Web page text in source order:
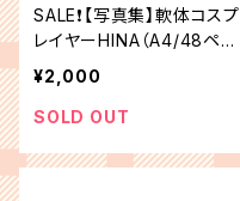
SALE❗️【写真集】軟体コスプ
レイヤーHINA（A4/48ペー
ジ）
¥2,000
SOLD OUT